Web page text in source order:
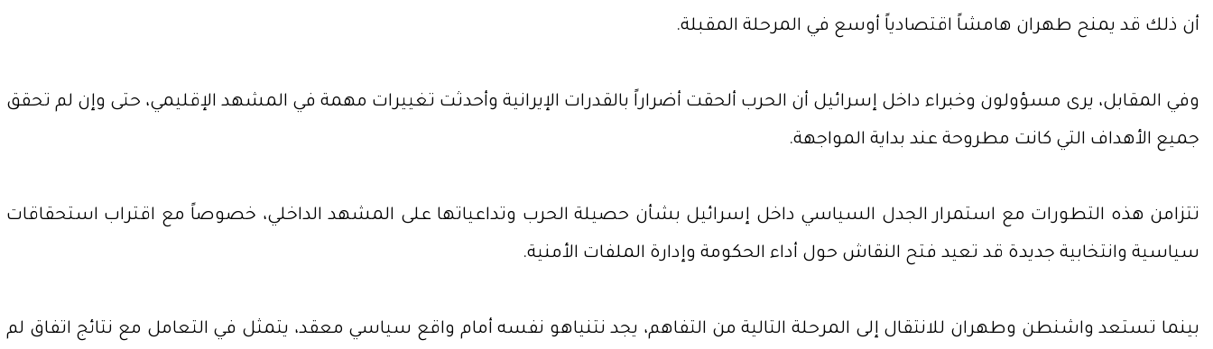
أن ذلك قد يمنح طهران هامشاً اقتصادياً أوسع في المرحلة المقبلة.
وفي المقابل، يرى مسؤولون وخبراء داخل إسرائيل أن الحرب ألحقت أضراراً بالقدرات الإيرانية وأحدثت تغييرات مهمة في المشهد الإقليمي، حتى وإن لم تحقق
جميع الأهداف التي كانت مطروحة عند بداية المواجهة.
تتزامن هذه التطورات مع استمرار الجدل السياسي داخل إسرائيل بشأن حصيلة الحرب وتداعياتها على المشهد الداخلي، خصوصاً مع اقتراب استحقاقات
سياسية وانتخابية جديدة قد تعيد فتح النقاش حول أداء الحكومة وإدارة الملفات الأمنية.
بينما تستعد واشنطن وطهران للانتقال إلى المرحلة التالية من التفاهم، يجد نتنياهو نفسه أمام واقع سياسي معقد، يتمثل في التعامل مع نتائج اتفاق لم